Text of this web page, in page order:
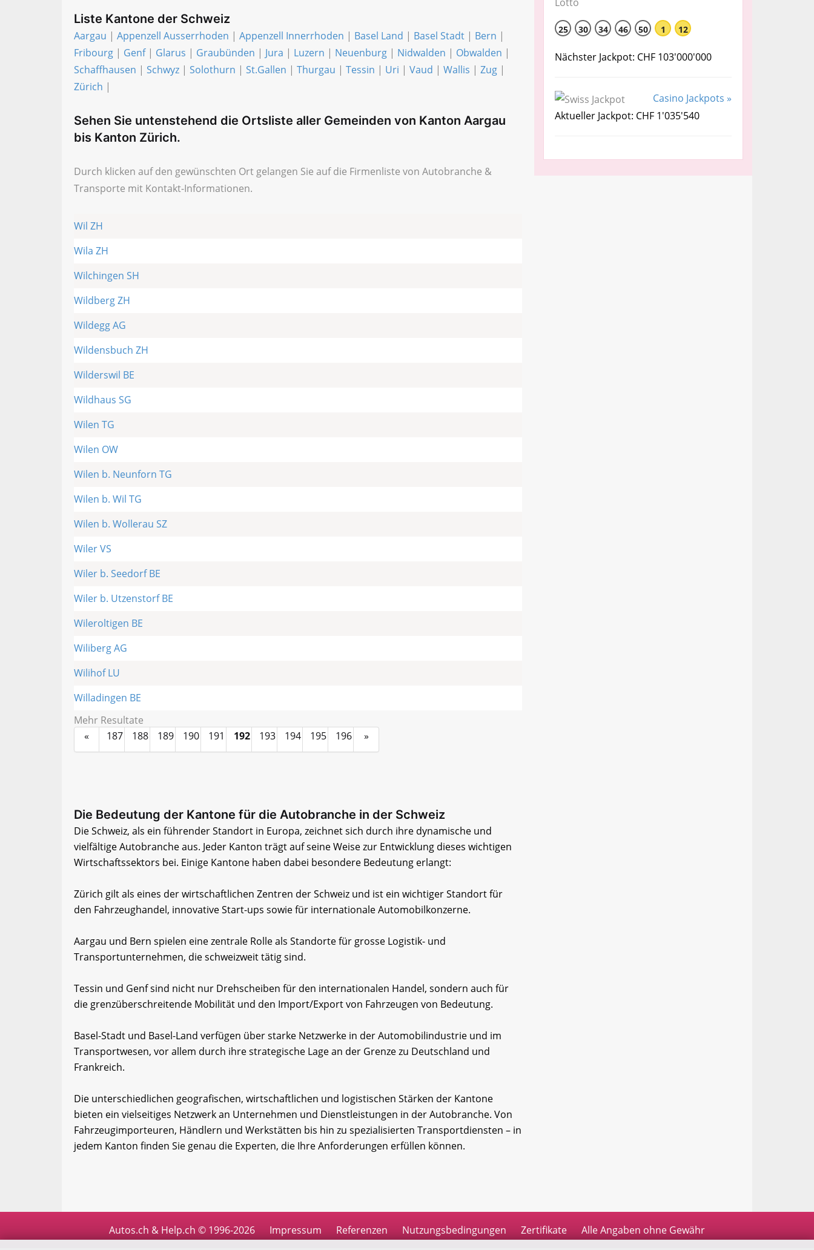
Liste Kantone der Schweiz
Aargau | Appenzell Ausserrhoden | Appenzell Innerrhoden | Basel Land | Basel Stadt | Bern |
Fribourg | Genf| Glarus | Graubünden | Jura | Luzern | Neuenburg | Nidwalden | Obwalden |
Schaffhausen | Schwyz | Solothurn | St.Gallen | Thurgau | Tessin | Uri | Vaud | Wallis | Zug |
Zürich |
Sehen Sie untenstehend die Ortsliste aller Gemeinden von Kanton Aargau
bis Kanton Zürich.
Durch klicken auf den gewünschten Ort gelangen Sie auf die Firmenliste von Autobranche &
Transporte mit Kontakt-Informationen.
Wil ZH
Wila ZH
Wilchingen SH
Wildberg ZH
Wildegg AG
Wildensbuch ZH
Wilderswil BE
Wildhaus SG
Wilen TG
Wilen OW
Wilen b. Neunforn TG
Wilen b. Wil TG
Wilen b. Wollerau SZ
Wiler VS
Wiler b. Seedorf BE
Wiler b. Utzenstorf BE
Wileroltigen BE
Wiliberg AG
Wilihof LU
Willadingen BE
Mehr Resultate
«
187 188 189 190 191 192 193 194 195 196 »
Die Bedeutung der Kantone für die Autobranche in der Schweiz
Die Schweiz, als ein führender Standort in Europa, zeichnet sich durch ihre dynamische und
vielfältige Autobranche aus. Jeder Kanton trägt auf seine Weise zur Entwicklung dieses wichtigen
Wirtschaftssektors bei. Einige Kantone haben dabei besondere Bedeutung erlangt:
Zürich gilt als eines der wirtschaftlichen Zentren der Schweiz und ist ein wichtiger Standort für
den Fahrzeughandel, innovative Start-ups sowie für internationale Automobilkonzerne.
Aargau und Bern spielen eine zentrale Rolle als Standorte für grosse Logistik- und
Transportunternehmen, die schweizweit tätig sind.
Tessin und Genf sind nicht nur Drehscheiben für den internationalen Handel, sondern auch für
die grenzüberschreitende Mobilität und den Import/Export von Fahrzeugen von Bedeutung.
Basel-Stadt und Basel-Land verfügen über starke Netzwerke in der Automobilindustrie und im
Transportwesen, vor allem durch ihre strategische Lage an der Grenze zu Deutschland und
Frankreich.
Die unterschiedlichen geografischen, wirtschaftlichen und logistischen Stärken der Kantone
bieten ein vielseitiges Netzwerk an Unternehmen und Dienstleistungen in der Autobranche. Von
Fahrzeugimporteuren, Händlern und Werkstätten bis hin zu spezialisierten Transportdiensten – in
jedem Kanton finden Sie genau die Experten, die Ihre Anforderungen erfüllen können.
25 30 34 46 50 1 12
Nächster Jackpot: CHF 103'000'000
Casino Jackpots »
Aktueller Jackpot: CHF 1'035'540
Autos.ch & Help.ch © 1996-2026 Impressum Referenzen Nutzungsbedingungen Zertifikate Alle Angaben ohne Gewähr